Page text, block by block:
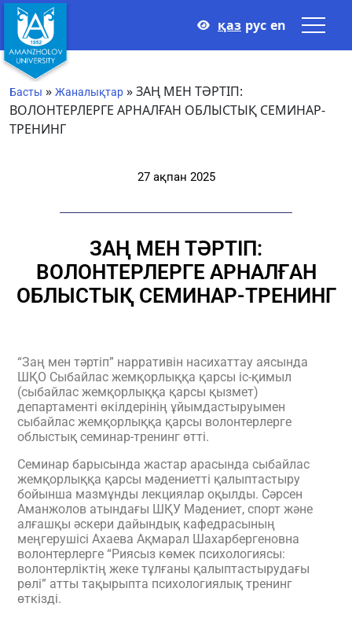
қаз рус en
Басты » Жаналықтар »ЗАҢ МЕН ТӘРТІП:
ВОЛОНТЕРЛЕРГЕ АРНАЛҒАН ОБЛЫСТЫҚ СЕМИНАР-
ТРЕНИНГ
27 ақпан 2025
ЗАҢ МЕН ТӘРТІП:
ВОЛОНТЕРЛЕРГЕ АРНАЛҒАН
ОБЛЫСТЫҚ СЕМИНАР-ТРЕНИНГ
“Заң мен тәртіп” нарративін насихаттау аясында
ШҚО Сыбайлас жемқорлыққа қарсы іс-қимыл
(сыбайлас жемқорлыққа қарсы қызмет)
департаменті өкілдерінің ұйымдастыруымен
сыбайлас жемқорлыққа қарсы волонтерлерге
облыстық семинар-тренинг өтті.
Семинар барысында жастар арасында сыбайлас
жемқорлыққа қарсы мәдениетті қалыптастыру
бойынша мазмұнды лекциялар оқылды. Сәрсен
Аманжолов атындағы ШҚУ Мәдениет, спорт және
алғашқы әскери дайындық кафедрасының
меңгерушісі Ахаева Ақмарал Шахарбергеновна
волонтерлерге “Риясыз көмек психологиясы:
волонтерліктің жеке тұлғаны қалыптастырудағы
рөлі” атты тақырыпта психологиялық тренинг
өткізді.